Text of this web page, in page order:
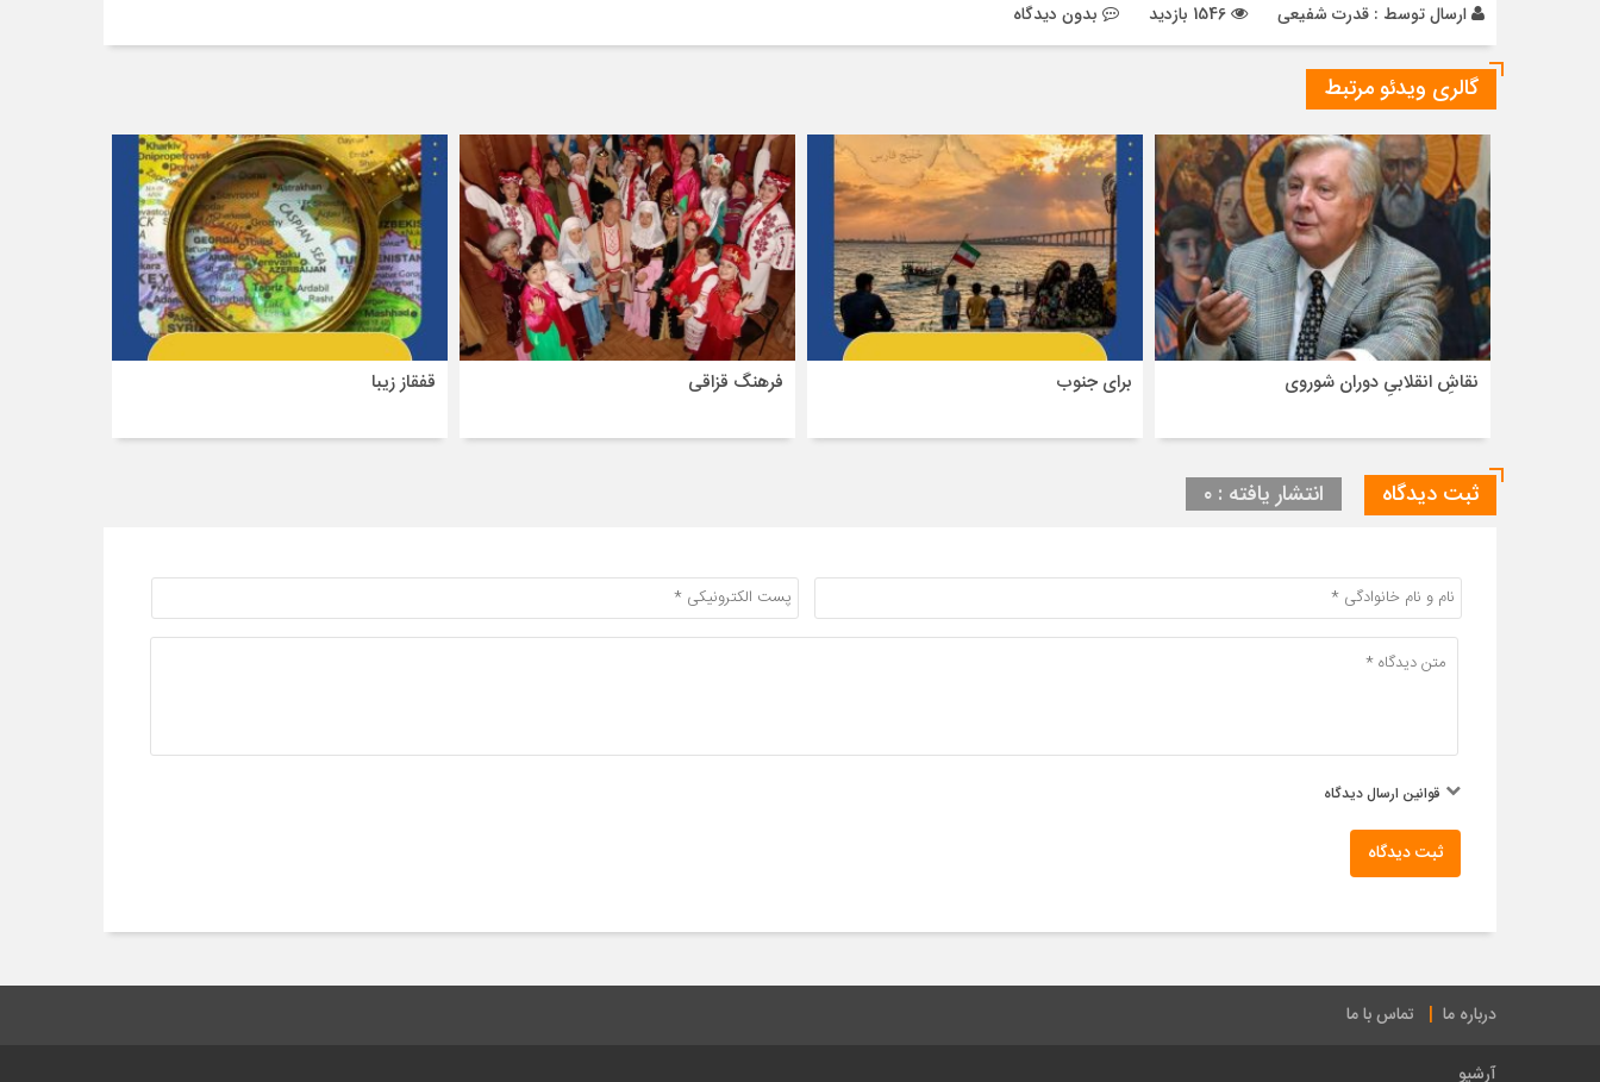
ارسال توسط : قدرت شفیعی بدون دیدگاه
گالری ویدئو مرتبط
نقاشِ انقلابیِ دوران شوروی برای جنوب فرهنگ قزاقی قفقاز زیبا
ثبت دیدگاه انتشار یافته : ۰
قوانین ارسال دیدگاه
ثبت دیدگاه
درباره ما تماس با ما
آرشیو